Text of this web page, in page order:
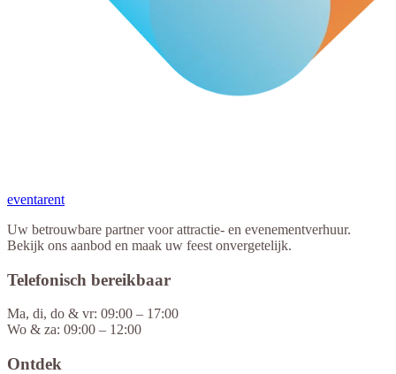
eventarent
Uw betrouwbare partner voor attractie- en evenementverhuur.
Bekijk ons aanbod en maak uw feest onvergetelijk.
Telefonisch bereikbaar
Ma, di, do & vr: 09:00 – 17:00
Wo & za: 09:00 – 12:00
Ontdek